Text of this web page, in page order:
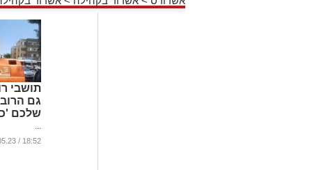
תושבי
גם
שלכם
...
18:52 / 30.05.23